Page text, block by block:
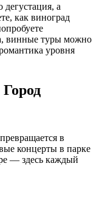
а
как виноград
винные туры можно
уровня
в
концерты в парке
— здесь каждый